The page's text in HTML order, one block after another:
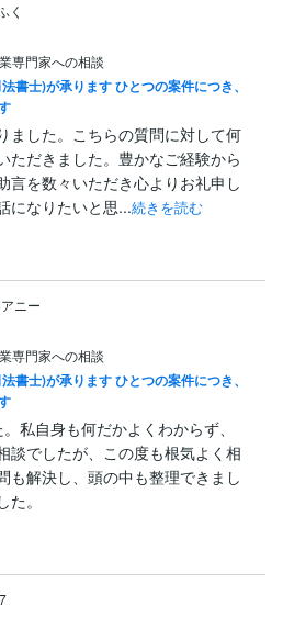
く
専門家への相談
書士)が承ります ひとつの案件につき、
ました。こちらの質問に対して何
ただきました。豊かなご経験から
言を数々いただき心よりお礼申し
になりたいと思...続きを読む
ニー
専門家への相談
書士)が承ります ひとつの案件につき、
私自身も何だかよくわからず、
談でしたが、この度も根気よく相
も解決し、頭の中も整理できまし
。